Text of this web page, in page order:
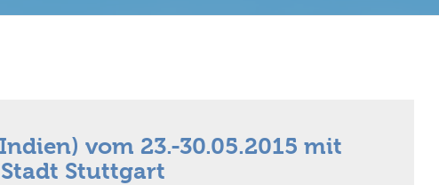
vom 23.-30.05.2015 mit
Stuttgart